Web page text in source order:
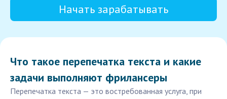
Начать зарабатывать
Что такое перепечатка текста и какие
задачи выполняют фрилансеры
Перепечатка текста — это востребованная услуга, при